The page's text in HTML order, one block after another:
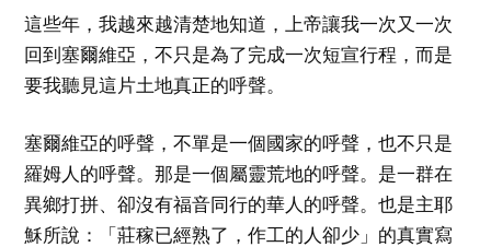
這些年，我越來越清楚地知道，上帝讓我一次又一次
回到塞爾維亞，不只是為了完成一次短宣行程，而是
要我聽見這片土地真正的呼聲。
塞爾維亞的呼聲，不單是一個國家的呼聲，也不只是
羅姆人的呼聲。那是一個屬靈荒地的呼聲。是一群在
異鄉打拼、卻沒有福音同行的華人的呼聲。也是主耶
穌所說：「莊稼已經熟了，作工的人卻少」的真實寫